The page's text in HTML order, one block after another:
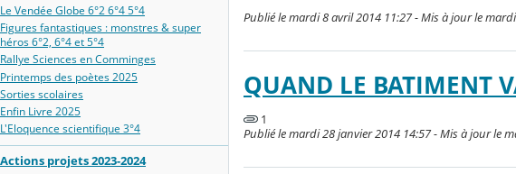
Le Vendée Globe 6°2 6°4 5°4
Figures fantastiques : monstres & super
héros 6°2, 6°4 et 5°4
Rallye Sciences en Comminges
Printemps des poètes 2025
Sorties scolaires
Enfin Livre 2025
L'Eloquence scientifique 3°4
Actions projets 2023-2024
Publié le mardi 8 avril 2014 11:27 - Mis à jour le
QUAND LE BATIMENT
1
Publié le mardi 28 janvier 2014 14:57 - Mis à jour le